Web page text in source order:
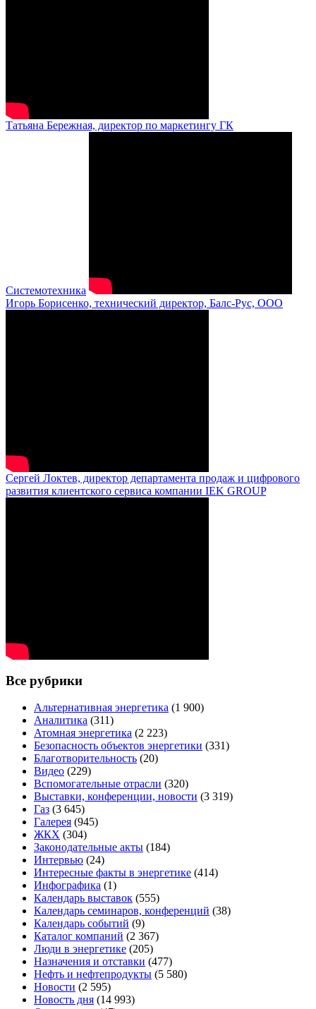
Татьяна Бережная, директор по маркетингу ГК
Системотехника
Игорь Борисенко, технический директор, Балс-Рус, ООО
Сергей Локтев, директор департамента продаж и цифрового
развития клиентского сервиса компании IEK GROUP
Все рубрики
Альтернативная энергетика (1 900)
Аналитика (311)
Атомная энергетика (2 223)
Безопасность объектов энергетики (331)
Благотворительность (20)
Видео (229)
Вспомогательные отрасли (320)
Выставки, конференции, новости (3 319)
Газ (3 645)
Галерея (945)
ЖКХ (304)
Законодательные акты (184)
Интервью (24)
Интересные факты в энергетике (414)
Инфографика (1)
Календарь выставок (555)
Календарь семинаров, конференций (38)
Календарь событий (9)
Каталог компаний (2 367)
Люди в энергетике (205)
Назначения и отставки (477)
Нефть и нефтепродукты (5 580)
Новости (2 595)
Новость дня (14 993)